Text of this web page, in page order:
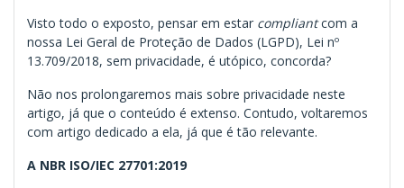
Visto todo o exposto, pensar em estar compliantcom a
nossa Lei Geral de Proteção de Dados (LGPD), Lei nº
13.709/2018, sem privacidade, é utópico, concorda?
Não nos prolongaremos mais sobre privacidade neste
artigo, já que o conteúdo é extenso. Contudo, voltaremos
com artigo dedicado a ela, já que é tão relevante.
A NBR ISO/IEC 27701:2019